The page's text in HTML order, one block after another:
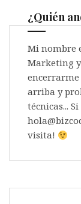
¿Quién
Mi nombre
Marketing
arriba y
técnicas...
visita!